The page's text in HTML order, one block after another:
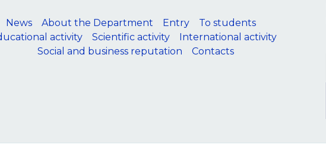
News About the Department Entry
To students
activity
Scientific activity
International activity
Social and business reputation
Contacts